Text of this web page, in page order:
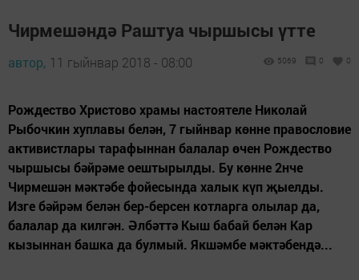
Чирмешәндә Раштуа чыршысы үтте
автор, 11 гыйнвар 2018 - 08:00 5069 0 0
Рождество Христово храмы настоятеле Николай
Рыбочкин хуплавы белән, 7 гыйнвар көнне правословие
активистлары тарафыннан балалар өчен Рождество
чыршысы бәйрәме оештырылды. Бу көнне 2нче
Чирмешән мәктәбе фойесында халык күп җыелды.
Изге бәйрәм белән бер-берсен котларга олылар да,
балалар да килгән. Әлбәттә Кыш бабай белән Кар
кызыннан башка да булмый. Якшәмбе мәктәбендә...